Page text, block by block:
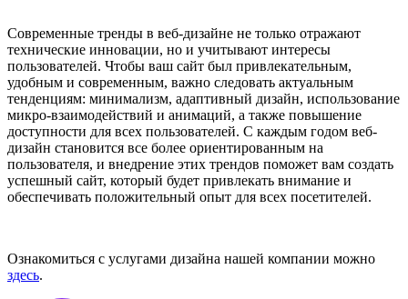
Современные тренды в веб-дизайне не только отражают
технические инновации, но и учитывают интересы
пользователей. Чтобы ваш сайт был привлекательным,
удобным и современным, важно следовать актуальным
тенденциям: минимализм, адаптивный дизайн, использование
микро-взаимодействий и анимаций, а также повышение
доступности для всех пользователей. С каждым годом веб-
дизайн становится все более ориентированным на
пользователя, и внедрение этих трендов поможет вам создать
успешный сайт, который будет привлекать внимание и
обеспечивать положительный опыт для всех посетителей.
Ознакомиться с услугами дизайна нашей компании можно
здесь.